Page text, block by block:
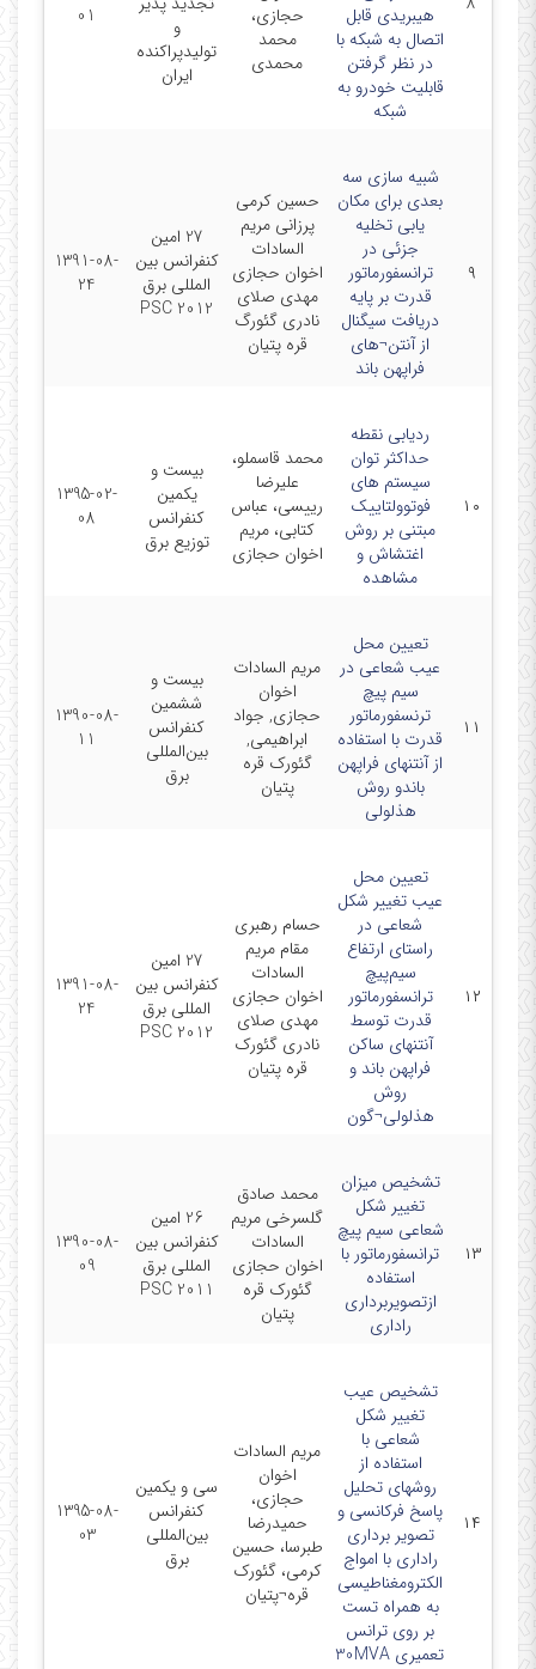
هیبریدی قابل
اتصال به شبکه با
در نظر گرفتن
قابلیت خودرو به
شبکه
حجازی،
محمد
محمدی
و
تولیدپراکنده
ایران
01
۹
شبیه سازی سه
بعدی برای مکان
یابی تخلیه
جزئی در
ترانسفورماتور
قدرت بر پایه
دریافت سیگنال
از آنتن¬های
فراپهن باند
حسین کرمی
پرزانی مریم
السادات
اخوان حجازی
مهدی صلای
نادری گئورگ
قره پتیان
27 امین
کنفرانس بین
المللی برق
PSC 2012
1391-08-
24
۱۰
ردیابی نقطه
حداکثر توان
سیستم های
فوتوولتاییک
مبتنی بر روش
اغتشاش و
مشاهده
محمد قاسملو،
علیرضا
رییسی، عباس
کتابی، مریم
اخوان حجازی
بیست و
یکمین
کنفرانس
توزیع برق
1395-02-
08
۱۱
تعیین محل
عیب شعاعی در
سیم پیچ
ترنسفورماتور
قدرت با استفاده
از آنتنهای فراپهن
باندو روش
هذلولی
مریم السادات
اخوان
حجازی, جواد
ابراهیمی,
گئورک قره
پتیان
بیست و
ششمین
کنفرانس
بین‌المللی
برق
1390-08-
11
۱۲
تعیین محل
عیب تغییر شکل
شعاعی در
راستای ارتفاع
سیم‌پیچ
ترانسفورماتور
قدرت توسط
آنتنهای ساکن
فراپهن باند و
روش
هذلولی¬گون
حسام رهبری
مقام مریم
السادات
اخوان حجازی
مهدی صلای
نادری گئورک
قره پتیان
27 امین
کنفرانس بین
المللی برق
PSC 2012
1391-08-
24
۱۳
تشخیص میزان
تغییر شکل
شعاعی سیم پیچ
ترانسفورماتور با
استفاده
ازتصویربرداری
راداری
محمد صادق
گلسرخی مریم
السادات
اخوان حجازی
گئورک قره
پتیان
26 امین
کنفرانس بین
المللی برق
PSC 2011
1390-08-
09
۱۴
تشخیص عیب
تغییر شکل
شعاعی با
استفاده از
روشهای تحلیل
پاسخ فرکانسی و
تصویر برداری
راداری با امواج
الکترومغناطیسی
به همراه تست
بر روی ترانس
تعمیری 30MVA
مریم السادات
اخوان
حجازی،
حمیدرضا
طبرسا، حسین
کرمی، گئورک
قره¬پتیان
سی و یکمین
کنفرانس
بین‌المللی
برق
1395-08-
03